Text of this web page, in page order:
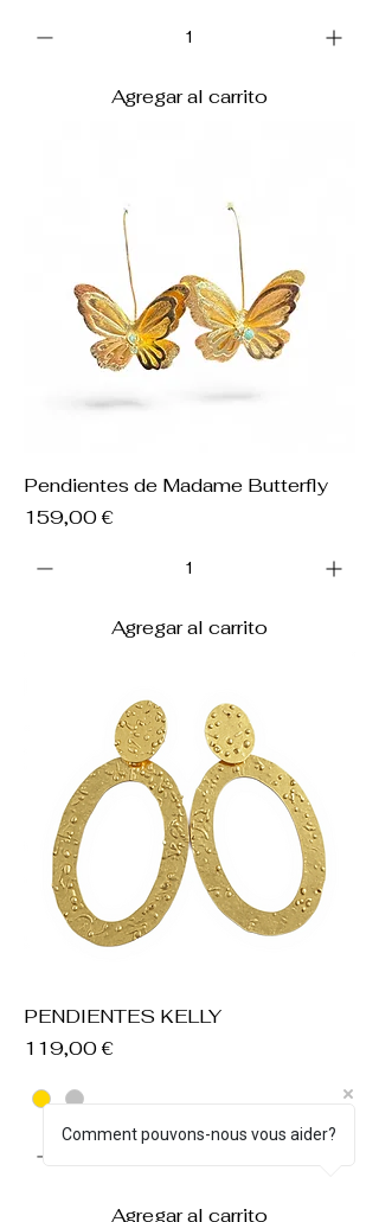
Agregar al carrito
Pendientes de Madame Butterfly
Precio
159,00 €
Agregar al carrito
PENDIENTES KELLY
Precio
119,00 €
Agregar al carrito
Comment pouvons-nous vous aider?